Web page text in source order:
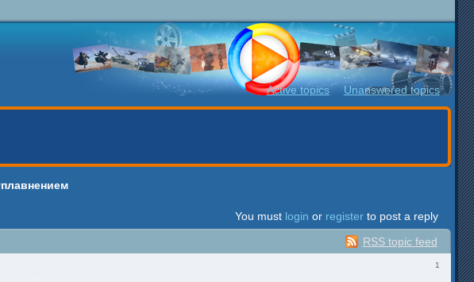
Active topics Unanswered topics
You must login or register to post a reply
RSS topic feed
1